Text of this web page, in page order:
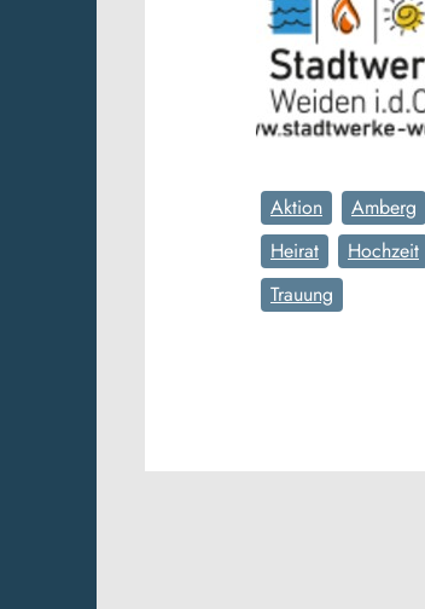
Aktion Amberg
Heirat
Hochzeit
Trauung